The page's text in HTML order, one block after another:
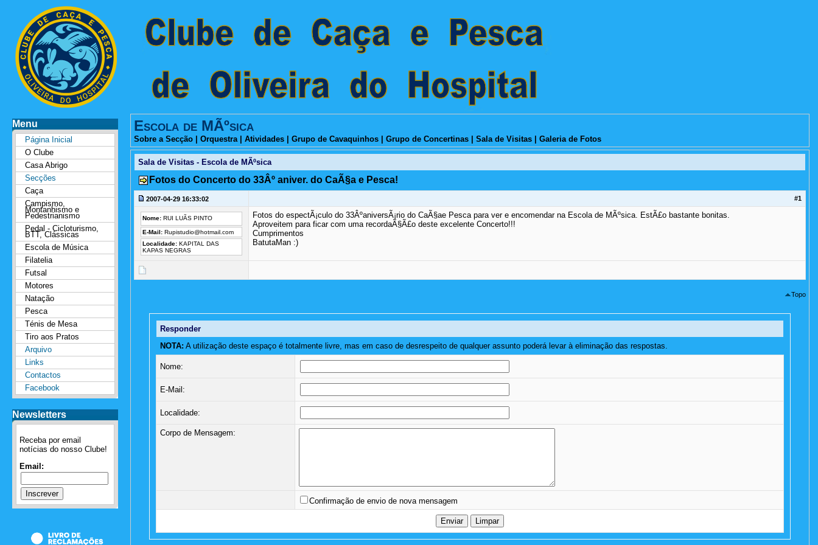
Menu
Página Inicial
O Clube
Casa Abrigo
Secções
Caça
Campismo,
Montanhismo e
Pedestrianismo
Pedal - Cicloturismo,
BTT, Clássicas
Escola de Música
Filatelia
Futsal
Motores
Natação
Pesca
Ténis de Mesa
Tiro aos Pratos
Arquivo
Links
Contactos
Facebook
Newsletters
Receba por email
notícias do nosso Clube!
Email:
Escola de MÃºsica
Sobre a Secção Orquestra| Atividades Grupo de Cavaquinhos Grupo de Concertinas Sala de Visitas Galeria de Fotos
Sala de Visitas - Escola de MÃºsica
Fotos do Concerto do 33Âº aniver. do CaÃ§a e Pesca!
2007-04-29 16:33:02 #1
Nome: RUI LUÃS PINTO
E-Mail: Rupistudio@hotmail.com
Localidade: KAPITAL DAS
KAPAS NEGRAS
Fotos do espectÃ¡culo do 33ÂºaniversÃ¡rio do CaÃ§ae Pesca para ver e encomendar na Escola de MÃºsica. EstÃ£o bastante bonitas.
Aproveitem para ficar com uma recordaÃ§Ã£o deste excelente Concerto!!!
Cumprimentos
BatutaMan :)
Topo
Responder
NOTA: A utilização deste espaço é totalmente livre, mas em caso de desrespeito de qualquer assunto poderá levar à eliminação das respostas.
Nome:
E-Mail:
Localidade:
Corpo de Mensagem:
Confirmação de envio de nova mensagem